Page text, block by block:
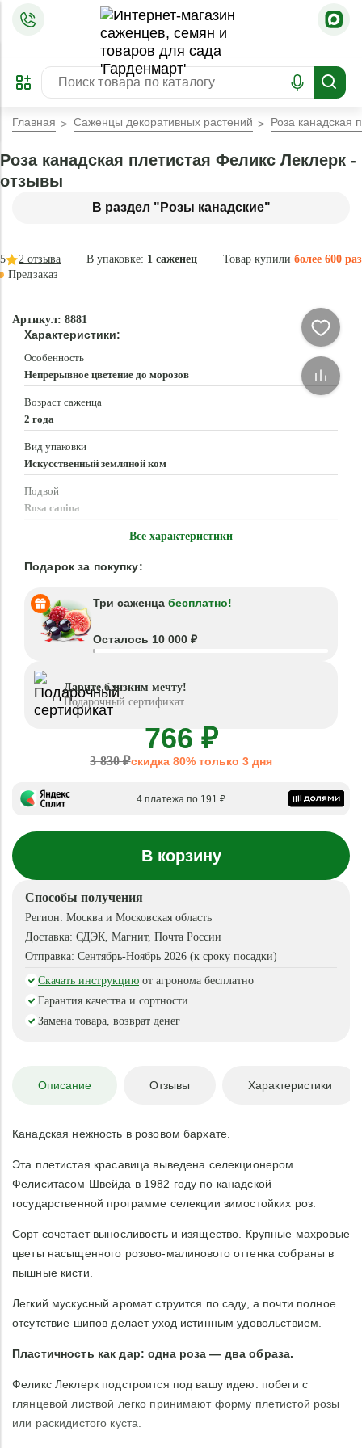
ПРЕДЗАКАЗ
ЗАБРОНИРОВАТЬ
ЛУЧШЕЕ
Главная Саженцы декоративных растений Роза канадская
В раздел "Розы канадские"
Роза канадская плетистая Феликс Леклерк -
отзывы
В упаковке: 1 саженец Товар купили более 600 раз
5 2 отзыва
Предзаказ
Артикул: 8881
Характеристики:
Особенность
Непрерывное цветение до морозов
Возраст саженца
2 года
Вид упаковки
Искусственный земляной ком
Подвой
Rosa canina
Все характеристики
Подарок за покупку:
Три саженца бесплатно!
Осталось 10 000 ₽
Дарите близким мечту!
Подарочный сертификат
766 ₽
3 830 ₽скидка 80% только 3 дня
4 платежа по 191 ₽
В корзину
Способы получения
Регион: Москва и Московская область
Доставка: СДЭК, Магнит, Почта России
Отправка: Сентябрь-Ноябрь 2026 (к сроку посадки)
Скачать инструкцию от агронома бесплатно
Гарантия качества и сортности
Замена товара, возврат денег
Описание Отзывы Характеристики
Канадская нежность в розовом бархате.
Эта плетистая красавица выведена селекционером
Фелиситасом Швейда в 1982 году по канадской
государственной программе селекции зимостойких роз.
Сорт сочетает выносливость и изящество. Крупные махровые
цветы насыщенного розово-малинового оттенка собраны в
пышные кисти.
Легкий мускусный аромат струится по саду, а почти полное
отсутствие шипов делает уход истинным удовольствием.
Пластичность как дар: одна роза — два образа.
Феликс Леклерк подстроится под вашу идею: побеги с
глянцевой листвой легко принимают форму плетистой розы
или раскидистого куста.